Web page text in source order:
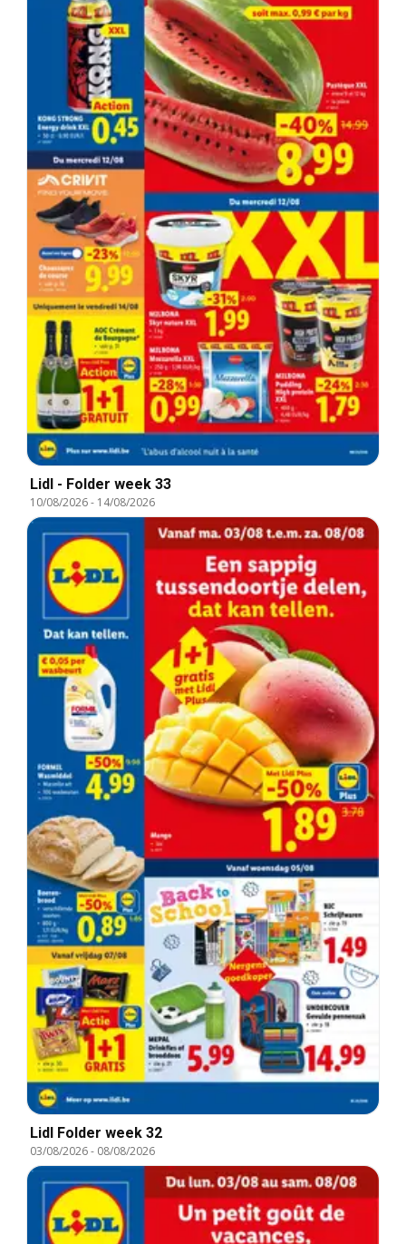
Lidl - Folder week 33
10/08/2026- 14/08/2026
Lidl Folder week 32
03/08/2026- 08/08/2026